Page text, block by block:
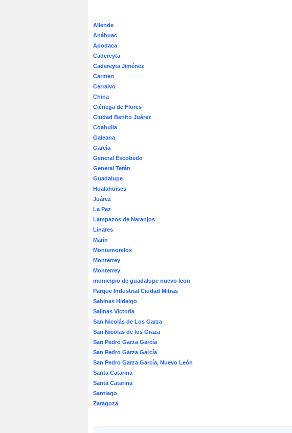
Allende
Anáhuac
Apodaca
Cadereyta
Cadereyta Jiménez
Carmen
Cerralvo
China
Ciénega de Flores
Ciudad Benito Juárez
Coahuila
Galeana
García
General Escobedo
General Terán
Guadalupe
Hualahuises
Juárez
La Paz
Lampazos de Naranjos
Linares
Marín
Montemorelos
Monterrey
Monterrey
municipio de guadalupe nuevo leon
Parque Industrial Ciudad Mitras
Sabinas Hidalgo
Salinas Victoria
San Nicolás de Los Garza
San Nicolas de los Graza
San Pedro Garza García
San Pedro Garza García
San Pedro Garza García, Nuevo León
Santa Catarina
Santa Catarina
Santiago
Zaragoza